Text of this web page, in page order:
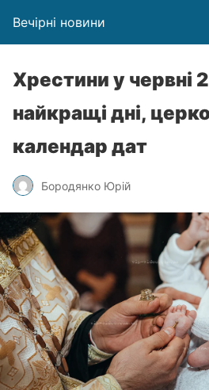
Вечірні новини
Хрестини у червні
найкращі дні,
календар дат
Бородянко Юрій